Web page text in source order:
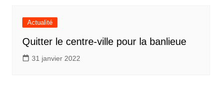
Actualité
Quitter le centre-ville pour la banlieue
31 janvier 2022